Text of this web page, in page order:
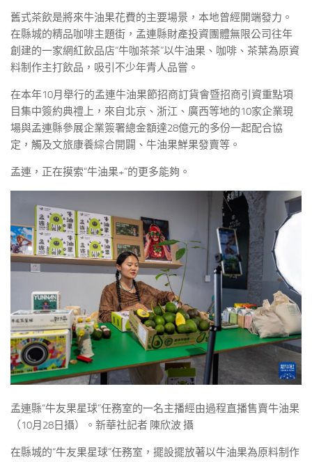
舊式茶飲是將來牛油果花費的主要場景，本地曾經開端發力。
在縣城的精品咖啡主題街，孟連縣財產投資團體無限公司往年
創建的一家網紅飲品店“牛咖茶茶”以牛油果、咖啡、茶葉為原資
料制作主打飲品，吸引不少年青人品嘗。
在本年10月舉行的孟連牛油果節招商訂貨會暨招商引資重點項
目集中簽約典禮上，來自北京、浙江、廣西等地的10家企業現
場與孟連縣參展企業簽署總金額達28億元的多份一起配合協
定，觸及文旅康養綜合開闢、牛油果鮮果發賣等。
孟連，正在摸索“牛油果+”的更多能夠。
孟連縣“牛友果星球”任務室的一名主播經由過程直播售賣牛油果
（10月28日攝）。新華社記者 陳欣波 攝
在縣城的“牛友果星球”任務室，擺設擺放著以牛油果為原料制作